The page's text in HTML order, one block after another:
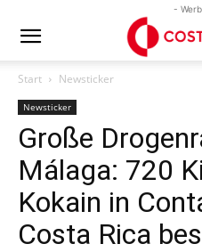
-
Start Newsticker
Newsticker
Große
Málaga: 720
Kokain in
Costa Rica